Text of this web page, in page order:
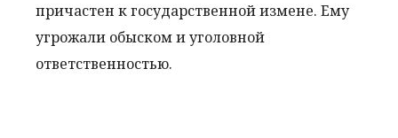
причастен к государственной измене. Ему
угрожали обыском и уголовной
ответственностью.